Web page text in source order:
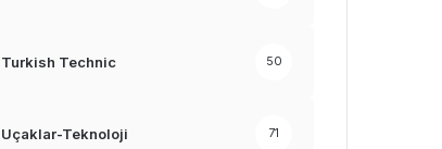
Turkish Technic 50
Uçaklar-Teknoloji 71